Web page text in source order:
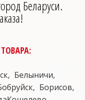
Беларуси.
Белыничи
Борисов